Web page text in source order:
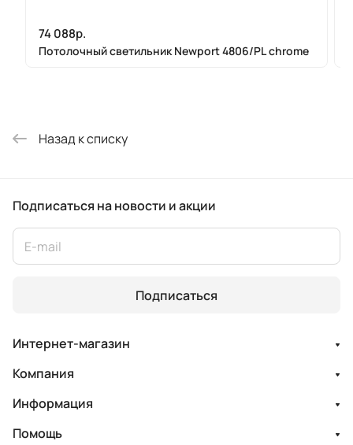
74 088р.
Потолочный светильник Newport 4806/PL chrome
Назад к списку
Подписаться на новости и акции
Подписаться
Интернет-магазин
Компания
Информация
Помощь